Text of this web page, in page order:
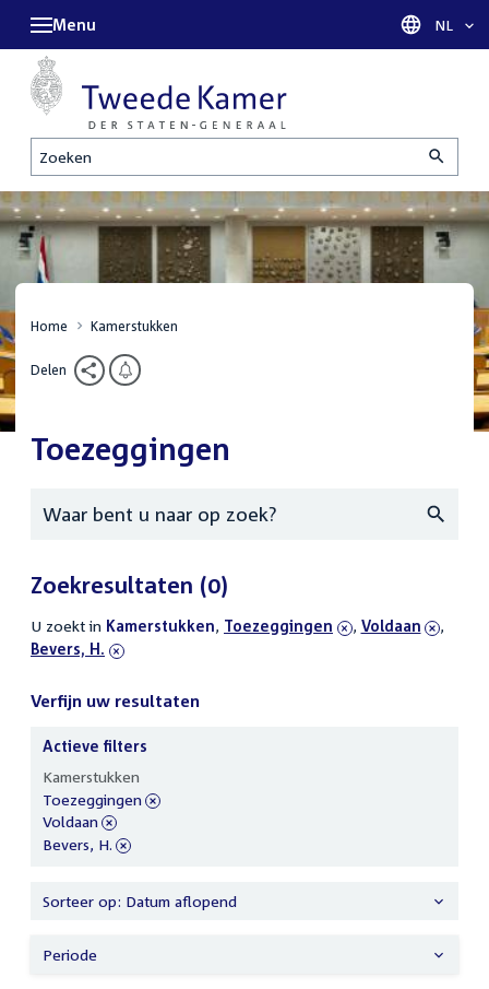
Zoeken
Menu Taal
NL
Home Kamerstukken
Delen
Toezeggingen
Zoeken
Zoekresultaten (0)
U zoekt in actieve
filters
Kamerstukken, verwijder
Toezeggingen , verwijder
Voldaan ,
Bevers, H.
Verfijn uw resultaten
uw
resultaten
Actieve filters
Kamerstukken
verwijder
filter
Toezeggingen
verwijder
filter
Voldaan
verwijder
Bevers, H.
Sorteer op: Datum aflopend
Periode